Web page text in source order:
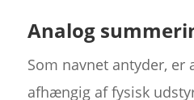
Analog
Som navnet antyder, er
afhængig af fysisk